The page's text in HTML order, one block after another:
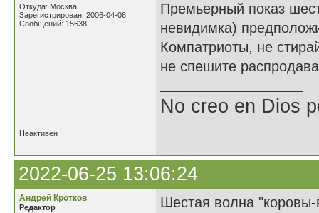
Откуда: Москва
Зарегистрирован: 2006-04-06
Сообщений: 15638
Премьерный показ
невидимка)
Компатриоты, не
не спешите
No creo en Dios
Неактивен
2022-06-25 13:06:24
Андрей Кротков
Редактор
Шестая волна